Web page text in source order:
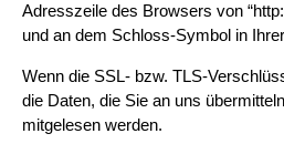
Adresszeile des Browsers von
und an dem Schloss-Symbol in
Wenn die SSL- bzw. TLS-
die Daten, die Sie an uns
mitgelesen werden.